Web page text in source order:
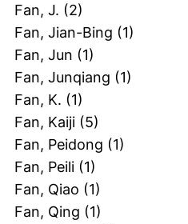
Fan, J. (2)
Fan, Jian-Bing (1)
Fan, Jun (1)
Fan, Junqiang (1)
Fan, K. (1)
Fan, Kaiji (5)
Fan, Peidong (1)
Fan, Peili (1)
Fan, Qiao (1)
Fan, Qing (1)